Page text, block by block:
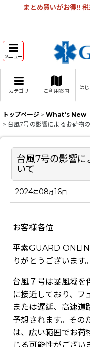
まとめ買いがお得!!
メニュー
カテゴリ ご利用案内
は
トップページ > What's New
> 台風7号の影響によるお荷物
台風7号の影響に
いて
2024年08月 16日
お客様各位
平素GUARD
りがとうございます。
台風７号は暴風域を
に接近しており、フ
または遅延、高速道
予想されます。その
は、広い範囲でお荷